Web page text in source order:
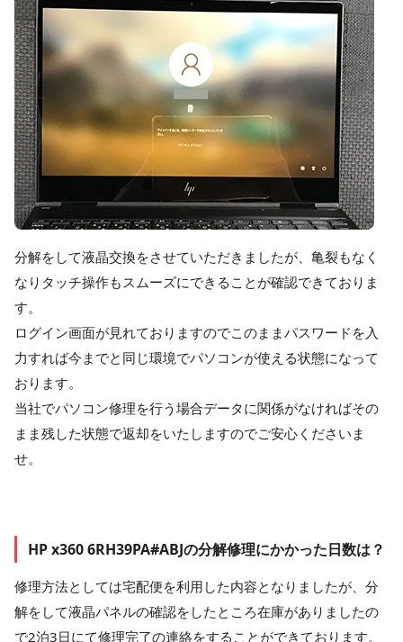
分解をして液晶交換をさせていただきましたが、亀裂もなく
なりタッチ操作もスムーズにできることが確認できておりま
す。
ログイン画面が見れておりますのでこのままパスワードを入
力すれば今までと同じ環境でパソコンが使える状態になって
おります。
当社でパソコン修理を行う場合データに関係がなければその
まま残した状態で返却をいたしますのでご安心くださいま
せ。
HP x360 6RH39PA#ABJの分解修理にかかった日数は？
修理方法としては宅配便を利用した内容となりましたが、分
解をして液晶パネルの確認をしたところ在庫がありましたの
で2泊3日にて修理完了の連絡をすることができております。